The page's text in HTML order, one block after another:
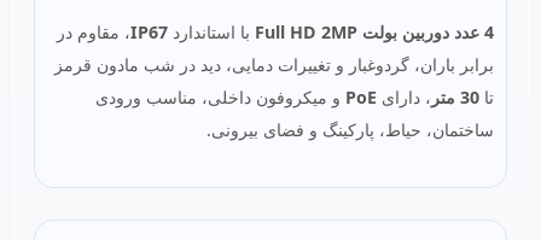
4 عدد دوربین بولت Full HD 2MP با استاندارد IP67، مقاوم در
برابر باران، گردوغبار و تغییرات دمایی، دید در شب مادون قرمز
تا 30 متر ، دارای PoE و میکروفون داخلی، مناسب ورودی
ساختمان، حیاط، پارکینگ و فضای بیرونی.